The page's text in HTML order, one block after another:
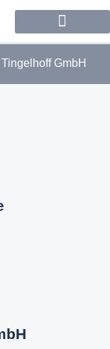
GmbH